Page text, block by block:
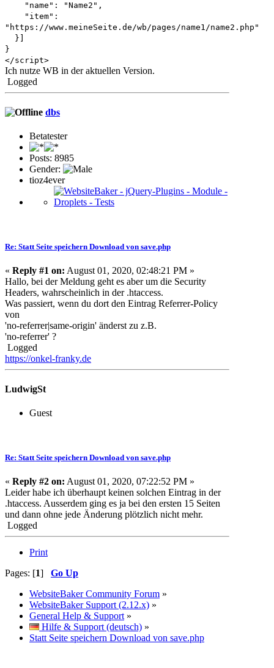
"name": "Name2",
"item":
"https://www.meineSeite.de/wb/pages/name1/name2.php"
}]
}
</script>
Ich nutze WB in der aktuellen Version.
Logged
dbs
Betatester
Posts: 8985
Gender:
tioz4ever
Re: Statt Seite speichern Download von save.php
« Reply #1 on: August 01, 2020, 02:48:21 PM »
Hallo, bei der Meldung geht es aber um die Security
Headers, wahrscheinlich in der .htaccess.
Was passiert, wenn du dort den Eintrag Referrer-Policy
von
'no-referrer|same-origin' änderst zu z.B.
'no-referrer' ?
Logged
https://onkel-franky.de
LudwigSt
Guest
Re: Statt Seite speichern Download von save.php
« Reply #2 on: August 01, 2020, 07:22:52 PM »
Leider habe ich überhaupt keinen solchen Eintrag in der
.htaccess. Ausserdem ging es ja bei den ersten 15 Seiten
und dann ohne jede Änderung plötzlich nicht mehr.
Logged
Print
Pages: [1] Go Up
WebsiteBaker Community Forum »
WebsiteBaker Support (2.12.x) »
General Help & Support »
Hilfe & Support (deutsch) »
Statt Seite speichern Download von save.php